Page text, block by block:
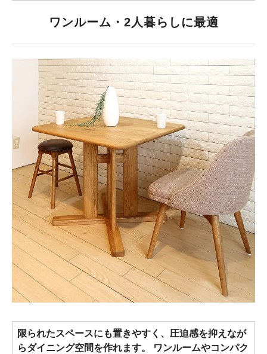
ワンルーム・2人暮らしに最適
限られたスペースにも置きやすく、圧迫感を抑えなが
らダイニング空間を作れます。 ワンルームやコンパク